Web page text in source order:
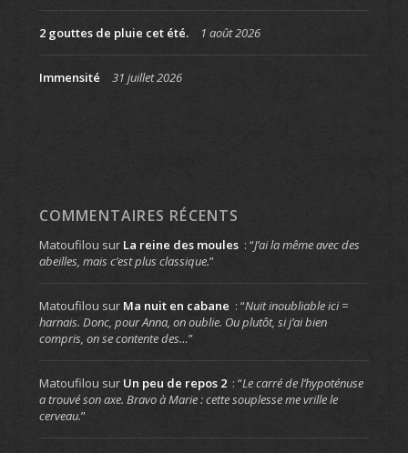
2 gouttes de pluie cet été. 1 août 2026
Immensité 31 juillet 2026
COMMENTAIRES RÉCENTS
Matoufilou sur La reine des moules : “J’ai la même avec des
abeilles, mais c’est plus classique.”
Matoufilou sur Ma nuit en cabane : “Nuit inoubliable ici =
harnais. Donc, pour Anna, on oublie. Ou plutôt, si j’ai bien
compris, on se contente des…”
Matoufilou sur Un peu de repos 2 : “Le carré de l’hypoténuse
a trouvé son axe. Bravo à Marie : cette souplesse me vrille le
cerveau.”